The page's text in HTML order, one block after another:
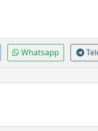
Whatsapp